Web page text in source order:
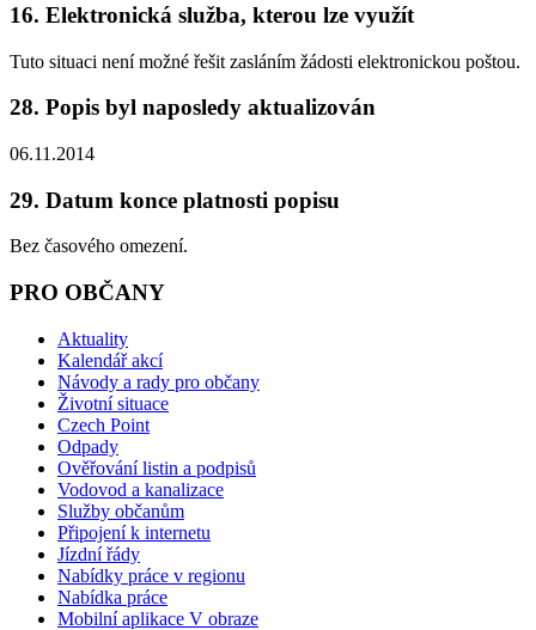
16. Elektronická služba, kterou lze využít
Tuto situaci není možné řešit zasláním žádosti elektronickou poštou.
28. Popis byl naposledy aktualizován
06.11.2014
29. Datum konce platnosti popisu
Bez časového omezení.
PRO OBČANY
Aktuality
Kalendář akcí
Návody a rady pro občany
Životní situace
Czech Point
Odpady
Ověřování listin a podpisů
Vodovod a kanalizace
Služby občanům
Připojení k internetu
Jízdní řády
Nabídky práce v regionu
Nabídka práce
Mobilní aplikace V obraze